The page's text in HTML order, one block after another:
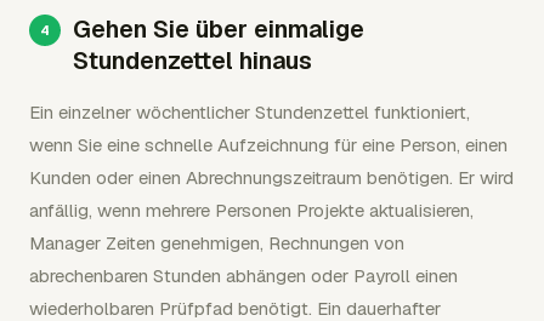
Gehen Sie über einmalige
Stundenzettel hinaus
Ein einzelner wöchentlicher Stundenzettel funktioniert,
wenn Sie eine schnelle Aufzeichnung für eine Person, einen
Kunden oder einen Abrechnungszeitraum benötigen. Er wird
anfällig, wenn mehrere Personen Projekte aktualisieren,
Manager Zeiten genehmigen, Rechnungen von
abrechenbaren Stunden abhängen oder Payroll einen
wiederholbaren Prüfpfad benötigt. Ein dauerhafter